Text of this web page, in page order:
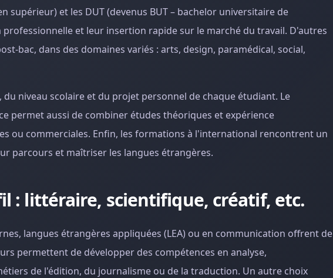
supérieur) et les DUT (devenus BUT – bachelor universitaire de
et leur insertion rapide sur le marché du travail. D'autres
bac, dans des domaines variés : arts, design, paramédical, social,
niveau scolaire et du projet personnel de chaque étudiant. Le
permet aussi de combiner études théoriques et expérience
ou commerciales. Enfin, les formations à l'international rencontrent un
parcours et maîtriser les langues étrangères.
: littéraire, scientifique, créatif, etc.
langues étrangères appliquées (LEA) ou en communication offrent de
permettent de développer des compétences en analyse,
de l'édition, du journalisme ou de la traduction. Un autre choix